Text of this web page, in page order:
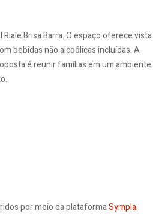
Brisa Barra. O espaço oferece vista
bebidas não alcoólicas incluídas. A
é reunir famílias em um ambiente
por meio da plataformaSympla.